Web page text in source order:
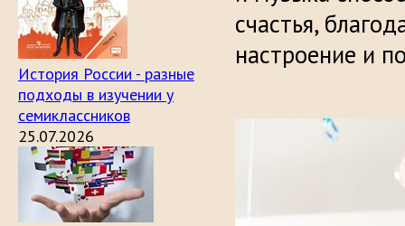
История России - разные
подходы в изучении у
семиклассников
25.07.2026
счастья,
настроение и